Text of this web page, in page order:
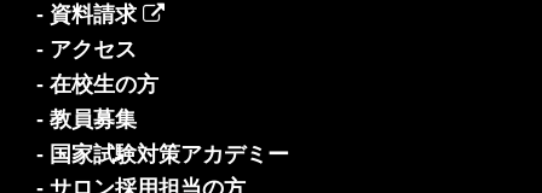
- 資料請求
- アクセス
- 在校生の方
- 教員募集
- 国家試験対策アカデミー
- サロン採用担当の方